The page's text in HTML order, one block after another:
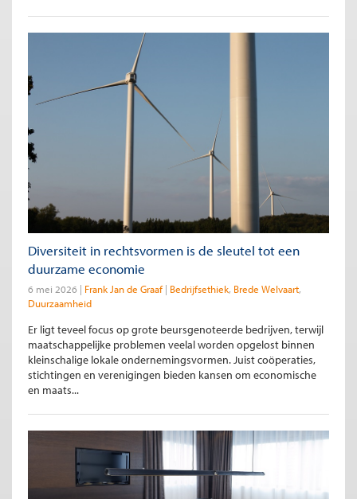
Diversiteit in rechtsvormen is de sleutel tot een
duurzame economie
6 mei 2026 Frank Jan de Graaf Bedrijfsethiek Brede Welvaart
Duurzaamheid
Er ligt teveel focus op grote beursgenoteerde bedrijven, terwijl
maatschappelijke problemen veelal worden opgelost binnen
kleinschalige lokale ondernemingsvormen. Juist coöperaties,
stichtingen en verenigingen bieden kansen om economische
en maats...